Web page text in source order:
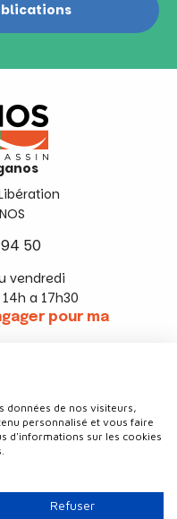
50
vendredi
a 17h30
pour ma
données de nos visiteurs,
personnalisé et vous faire
d'informations sur les cookies
Refuser